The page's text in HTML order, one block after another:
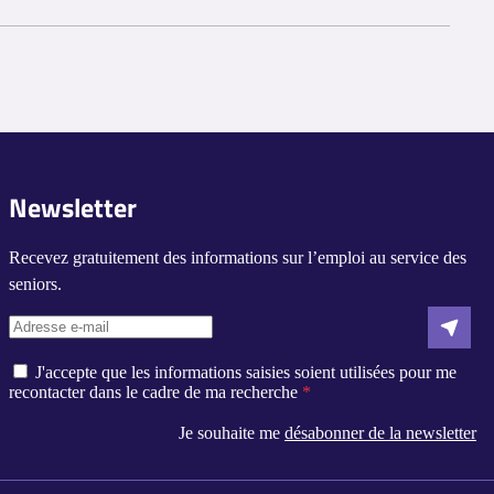
aide-ménagère pour les aider dans leurs activités
aide supplémentaire à domicile pendant leur période de
Newsletter
Recevez gratuitement des informations sur l’emploi au service des
seniors.
J'accepte que les informations saisies soient utilisées pour me
recontacter dans le cadre de ma recherche
Je souhaite medésabonner de la newsletter